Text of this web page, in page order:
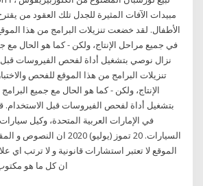
مبيدات الآفات المثيرة للجدل تلك العقود من
الأطفال. لقد خضعت تنزيلات البرامج من هذا
في جميع مراحل الإنتاج، ولكن - كما هو الحال مع
نزال نوصي بتشغيل أداة لفحص الفيروسات
تنزيلات البرامج من هذا الموقع للفحص
الإنتاج، ولكن - كما هو الحال مع جميع
بتشغيل أداة لفحص الفيروسات قبل الاستخدام.
في الإمارات العربية المتحدة، وكيل
السيارات. 20 تموز (يوليو)
الموقع لا تعتبر استشارات قانونية و لا ترتب اي